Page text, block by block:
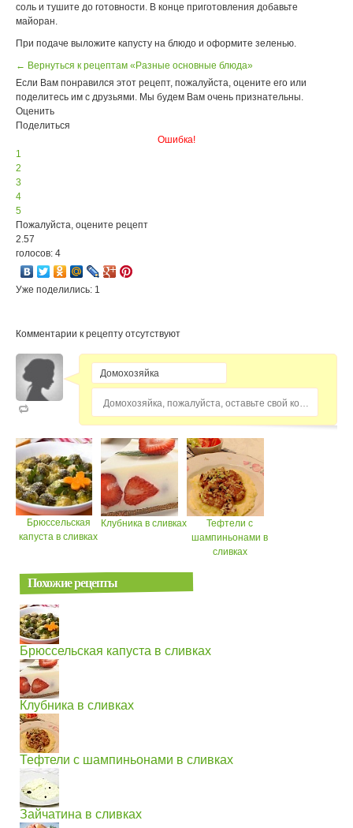
соль и тушите до готовности. В конце приготовления добавьте
майоран.
При подаче выложите капусту на блюдо и оформите зеленью.
← Вернуться к рецептам «Разные основные блюда»
Если Вам понравился этот рецепт, пожалуйста, оцените его или
поделитесь им с друзьями. Мы будем Вам очень признательны.
Оценить
Поделиться
Ошибка!
1
2
3
4
5
Пожалуйста, оцените рецепт
2.57
голосов: 4
Уже поделились: 1
Комментарии к рецепту отсутствуют
Домохозяйка, пожалуйста, оставьте свой комментарий...
Брюссельская
капуста в сливках
Клубника в сливках
Тефтели с
шампиньонами в
сливках
Похожие рецепты
Брюссельская капуста в сливках
Клубника в сливках
Тефтели с шампиньонами в сливках
Зайчатина в сливках